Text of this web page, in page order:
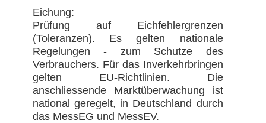
Eichung:
Prüfung auf Eichfehlergrenzen
(Toleranzen). Es gelten nationale
Regelungen - zum Schutze des
Verbrauchers. Für das Inverkehrbringen
gelten EU-Richtlinien. Die
anschliessende Marktüberwachung ist
national geregelt, in Deutschland durch
das MessEG und MessEV.